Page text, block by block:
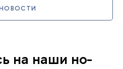
на наши но­